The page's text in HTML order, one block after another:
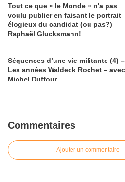
Tout ce que « le Monde » n'a pas
voulu publier en faisant le portrait
élogieux du candidat (ou pas?)
Raphaël Glucksmann!
Séquences d’une vie militante (4) –
Les années Waldeck Rochet – avec
Michel Duffour
Commentaires
Ajouter un commentaire